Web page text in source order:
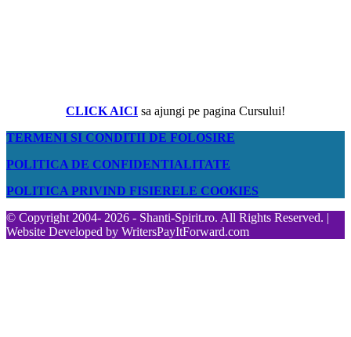
CLICK AICI sa ajungi pe pagina Cursului!
TERMENI SI CONDITII DE FOLOSIRE
POLITICA DE CONFIDENTIALITATE
POLITICA PRIVIND FISIERELE COOKIES
© Copyright 2004- 2026 - Shanti-Spirit.ro. All Rights Reserved. |
Website Developed by WritersPayItForward.com